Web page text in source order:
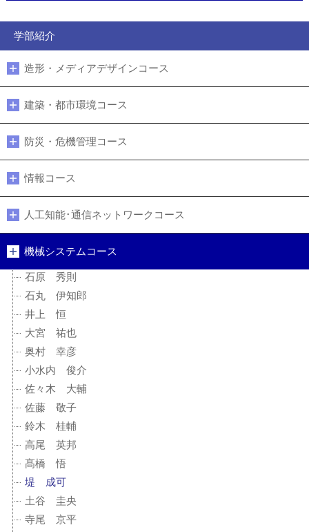
学部紹介
造形・メディアデザインコース
建築・都市環境コース
防災・危機管理コース
情報コース
人工知能･通信ネットワークコース
機械システムコース
石原 秀則
石丸 伊知郎
井上 恒
大宮 祐也
奥村 幸彦
小水内 俊介
佐々木 大輔
佐藤 敬子
鈴木 桂輔
高尾 英邦
髙橋 悟
堤 成可
土谷 圭央
寺尾 京平